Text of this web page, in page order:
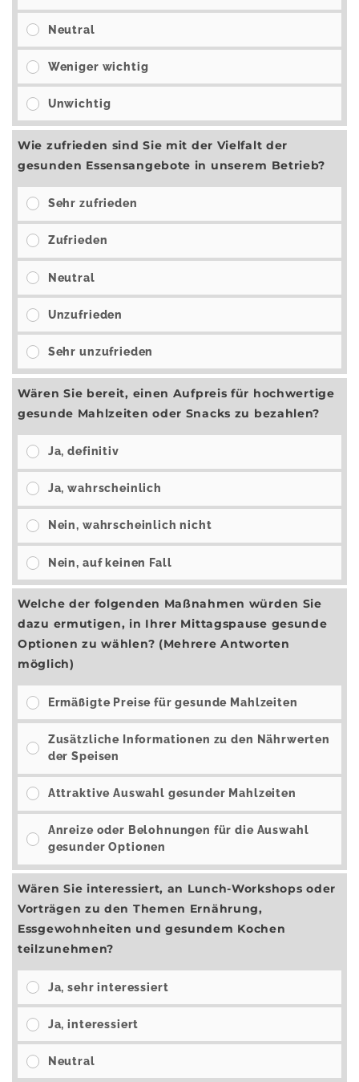
Neutral
Weniger wichtig
Unwichtig
Wie zufrieden sind Sie mit der Vielfalt der
gesunden Essensangebote in unserem Betrieb?
Sehr zufrieden
Zufrieden
Neutral
Unzufrieden
Sehr unzufrieden
Wären Sie bereit, einen Aufpreis für hochwertige
gesunde Mahlzeiten oder Snacks zu bezahlen?
Ja, definitiv
Ja, wahrscheinlich
Nein, wahrscheinlich nicht
Nein, auf keinen Fall
Welche der folgenden Maßnahmen würden Sie
dazu ermutigen, in Ihrer Mittagspause gesunde
Optionen zu wählen? (Mehrere Antworten
möglich)
Ermäßigte Preise für gesunde Mahlzeiten
Zusätzliche Informationen zu den Nährwerten
der Speisen
Attraktive Auswahl gesunder Mahlzeiten
Anreize oder Belohnungen für die Auswahl
gesunder Optionen
Wären Sie interessiert, an Lunch-Workshops oder
Vorträgen zu den Themen Ernährung,
Essgewohnheiten und gesundem Kochen
teilzunehmen?
Ja, sehr interessiert
Ja, interessiert
Neutral